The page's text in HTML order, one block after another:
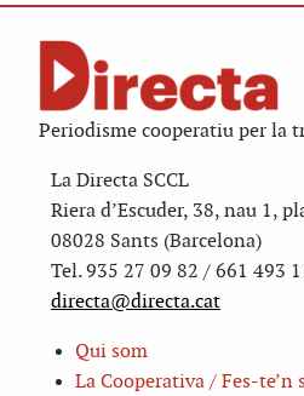
Periodisme cooperatiu per la
La Directa SCCL
Riera d’Escuder, 38, nau 1,
08028 Sants (Barcelona)
Tel. 935 27 09 82 / 661 493
directa@directa.cat
Qui som
La Cooperativa / Fes-te’n